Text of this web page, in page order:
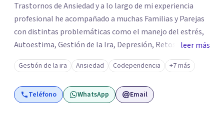
Trastornos de Ansiedad y a lo largo de mi experiencia
profesional he acompañado a muchas Familias y Parejas
con distintas problemáticas como el manejo del estrés,
Autoestima, Gestión de la Ira, Depresión, Retos en la
Crianza, Codependencia, Celos, entre otros. Cuento con
más de 12 años de experiencia en el área de la Salud
mental y he trabajado en distintos contextos clínicos con
niños, Adolescentes y Adultos
leer más
Gestión de la ira Ansiedad Codependencia +7 más
Teléfono WhatsApp Email